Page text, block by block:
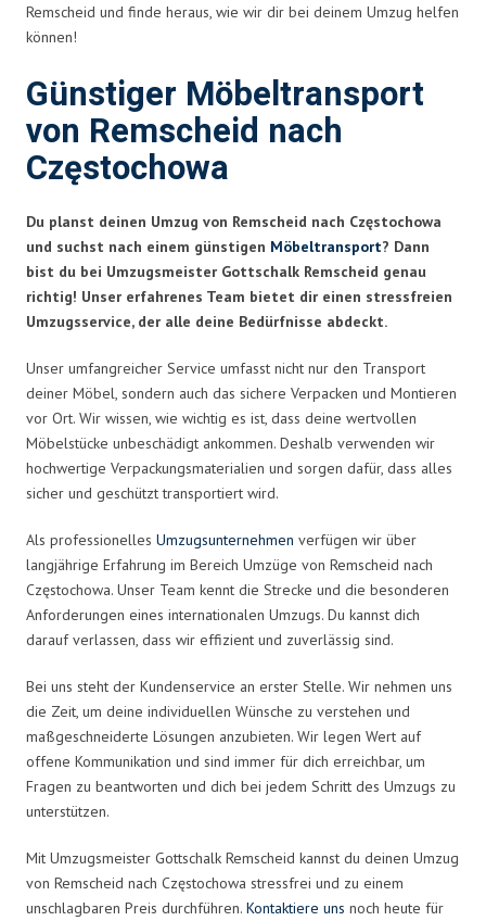
Remscheid und finde heraus, wie wir dir bei deinem Umzug helfen
können!
Günstiger Möbeltransport
von Remscheid nach
Częstochowa
Du planst deinen Umzug von Remscheid nach Częstochowa
und suchst nach einem günstigen Möbeltransport? Dann
bist du bei Umzugsmeister Gottschalk Remscheid genau
richtig! Unser erfahrenes Team bietet dir einen stressfreien
Umzugsservice, der alle deine Bedürfnisse abdeckt.
Unser umfangreicher Service umfasst nicht nur den Transport
deiner Möbel, sondern auch das sichere Verpacken und Montieren
vor Ort. Wir wissen, wie wichtig es ist, dass deine wertvollen
Möbelstücke unbeschädigt ankommen. Deshalb verwenden wir
hochwertige Verpackungsmaterialien und sorgen dafür, dass alles
sicher und geschützt transportiert wird.
Als professionelles Umzugsunternehmen verfügen wir über
langjährige Erfahrung im Bereich Umzüge von Remscheid nach
Częstochowa. Unser Team kennt die Strecke und die besonderen
Anforderungen eines internationalen Umzugs. Du kannst dich
darauf verlassen, dass wir effizient und zuverlässig sind.
Bei uns steht der Kundenservice an erster Stelle. Wir nehmen uns
die Zeit, um deine individuellen Wünsche zu verstehen und
maßgeschneiderte Lösungen anzubieten. Wir legen Wert auf
offene Kommunikation und sind immer für dich erreichbar, um
Fragen zu beantworten und dich bei jedem Schritt des Umzugs zu
unterstützen.
Mit Umzugsmeister Gottschalk Remscheid kannst du deinen Umzug
von Remscheid nach Częstochowa stressfrei und zu einem
unschlagbaren Preis durchführen. Kontaktiere uns noch heute für